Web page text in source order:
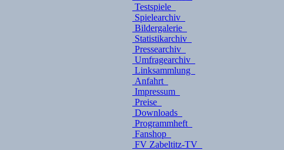
Testspiele
Spielearchiv
Bildergalerie
Statistikarchiv
Pressearchiv
Umfragearchiv
Linksammlung
Anfahrt
Impressum
Preise
Downloads
Programmheft
Fanshop
FV Zabeltitz-TV